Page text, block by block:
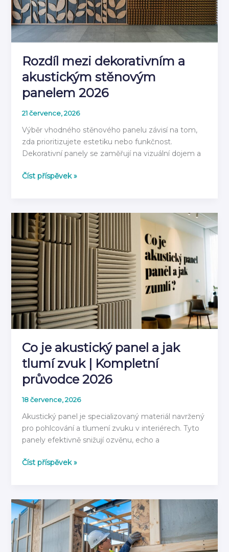
rok
2026
Rozdíl mezi dekorativním a
akustickým stěnovým
panelem 2026
21 července, 2026
Výběr vhodného stěnového panelu závisí na tom,
zda prioritizujete estetiku nebo funkčnost.
Dekorativní panely se zaměřují na vizuální dojem a
Rozdíl
a
akustickým
stěnovým
panelem
2026
Číst příspěvek »
Co je akustický panel a jak
tlumí zvuk | Kompletní
průvodce 2026
18 července, 2026
Akustický panel je specializovaný materiál navržený
pro pohlcování a tlumení zvuku v interiérech. Tyto
panely efektivně snižují ozvěnu, echo a
Co
a
jak
tlumí
zvuk
Číst příspěvek »